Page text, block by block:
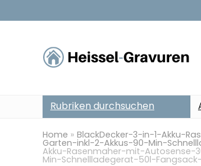
Rubriken durchsuchen
Home » BlackDecker-3-in-1-Akku-
Garten-inkl-2-Akkus-90-Min-
Akku-Rasenmaher-mit-
Min-Schnellladegerat-50l-